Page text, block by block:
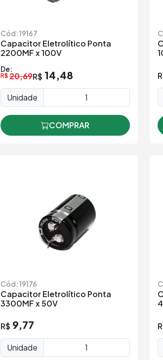
Cód: 19167
Capacitor Eletrolítico Ponta
2200MF x 100V
De:
R$20,69R$ 14,48
Unidade
COMPRAR
Cód: 19176
Capacitor Eletrolítico Ponta
3300MF x 50V
R$ 9,77
Unidade